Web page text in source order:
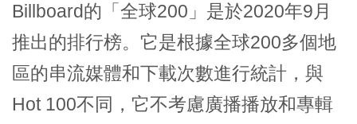
Billboard的「全球200」是於2020年9月
推出的排行榜。它是根據全球200多個地
區的串流媒體和下載次數進行統計，與
Hot 100不同，它不考慮廣播播放和專輯